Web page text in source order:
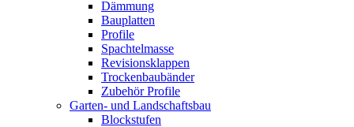
Dämmung
Bauplatten
Profile
Spachtelmasse
Revisionsklappen
Trockenbaubänder
Zubehör Profile
Garten- und Landschaftsbau
Blockstufen